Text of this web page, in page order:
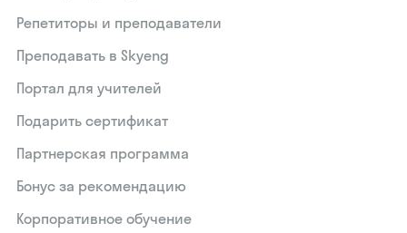
Репетиторы и преподаватели
Преподавать в Skyeng
Портал для учителей
Подарить сертификат
Партнерская программа
Бонус за рекомендацию
Корпоративное обучение